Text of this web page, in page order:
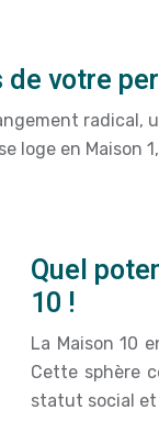
votre
loge en Maison
Quel
10 !
La Maison 10
Cette sphère
statut social et